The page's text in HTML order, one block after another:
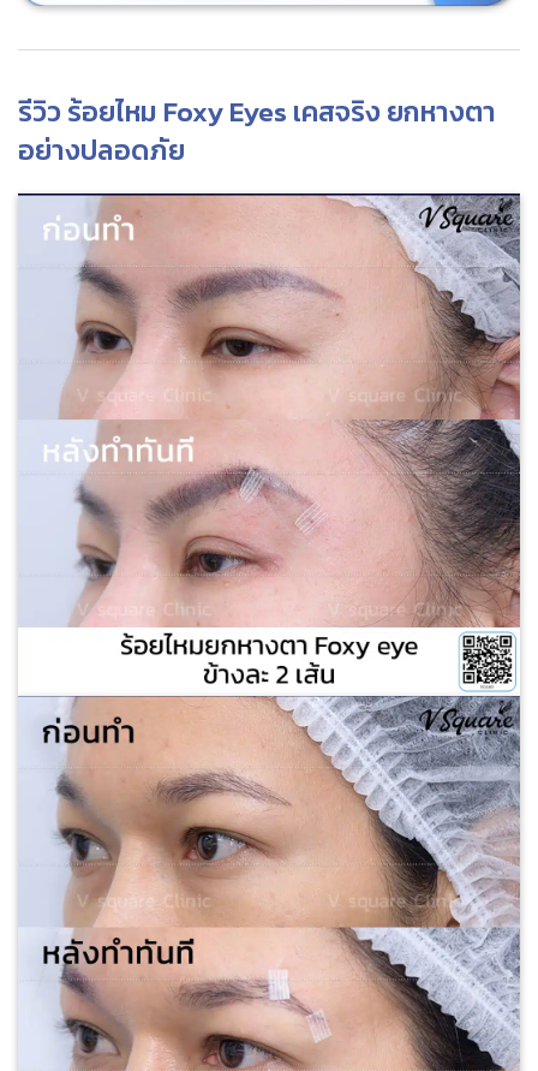
รีวิว ร้อยไหม Foxy Eyes เคสจริง ยกหางตา
อย่างปลอดภัย